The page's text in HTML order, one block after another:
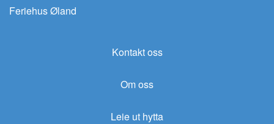
Feriehus Øland
Kontakt oss
Om oss
Leie ut hytta